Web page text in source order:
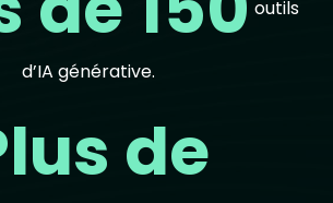
outils
d’IA générative.
de